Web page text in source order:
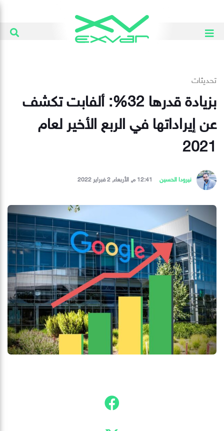
تحديثات
بزيادة قدرها 32%: ألفابت تكشف
عن إيراداتها في الربع الأخير لعام
2021
نيرودا الحسين 12:41 م, الأربعاء, 2 فبراير 2022